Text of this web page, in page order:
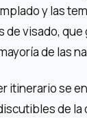
y las
de visado,
de las
itinerario se
de la